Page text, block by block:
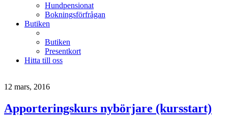
Hundpensionat
Bokningsförfrågan
Butiken
Butiken
Presentkort
Hitta till oss
12 mars, 2016
Apporteringskurs nybörjare (kursstart)